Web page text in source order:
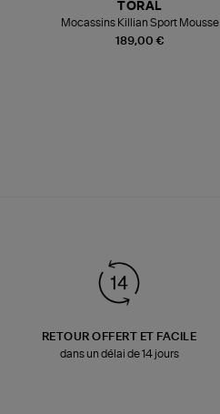
189,00 €
TORAL
Mocassins Killian Sport Mousse
RETOUR OFFERT ET FACILE
dans un délai de 14 jours